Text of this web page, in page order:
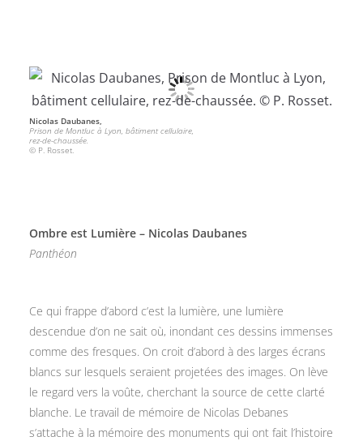
Nicolas Daubanes,
Prison de Montluc à Lyon, bâtiment cellulaire,
rez-de-chaussée.
© P. Rosset.
Ombre est Lumière – Nicolas Daubanes
Panthéon
Ce qui frappe d’abord c’est la lumière, une lumière
descendue d’on ne sait où, inondant ces dessins immenses
comme des fresques. On croit d’abord à des larges écrans
blancs sur lesquels seraient projetées des images. On lève
le regard vers la voûte, cherchant la source de cette clarté
blanche. Le travail de mémoire de Nicolas Debanes
s’attache à la mémoire des monuments qui ont fait l’histoire